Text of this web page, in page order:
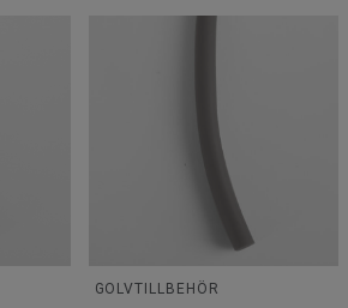
GOLVTILLBEHÖR